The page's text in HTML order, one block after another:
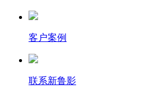
客户案例
联系新鲁影